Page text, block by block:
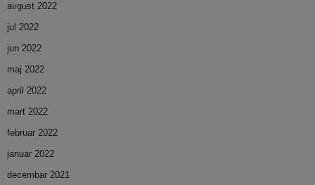
avgust 2022
jul 2022
jun 2022
maj 2022
april 2022
mart 2022
februar 2022
januar 2022
decembar 2021